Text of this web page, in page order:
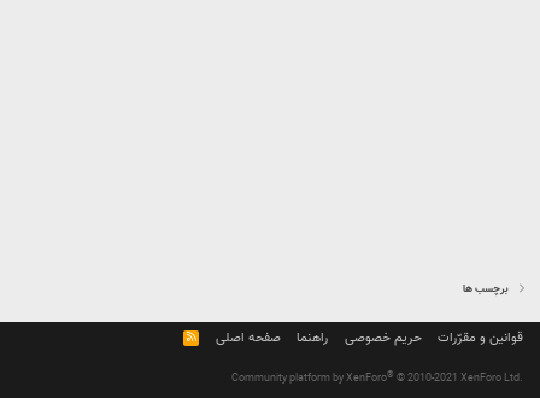
برچسب ها
قوانین و مقرّرات حریم خصوصی راهنما صفحه اصلی
R
S
Community platform by XenForo® © 2010-2021 XenForo Ltd.